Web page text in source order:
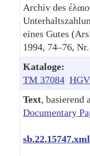
Archiv des
eines Gutes
1994, 74–76,
Kataloge:
TM 37084
Text, basierend
Documentary
sb.22.15747.xml